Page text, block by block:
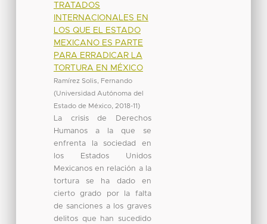
TRATADOS
INTERNACIONALES EN
LOS QUE EL ESTADO
MEXICANO ES PARTE
PARA ERRADICAR LA
TORTURA EN MÉXICO
Ramírez Solis, Fernando
(Universidad Autónoma del
Estado de México, 2018-11)
La crisis de Derechos
Humanos a la que se
enfrenta la sociedad en
los Estados Unidos
Mexicanos en relación a la
tortura se ha dado en
cierto grado por la falta
de sanciones a los graves
delitos que han sucedido